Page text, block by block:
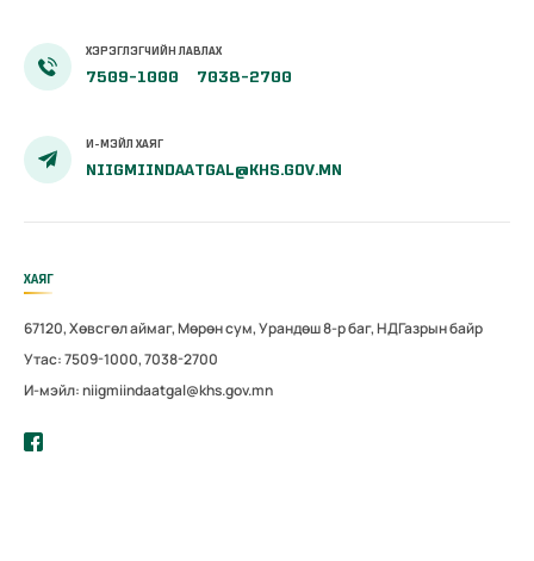
ХЭРЭГЛЭГЧИЙН ЛАВЛАХ
7509-1000 7038-2700
И-МЭЙЛ ХАЯГ
NIIGMIINDAATGAL@KHS.GOV.MN
ХАЯГ
67120, Хөвсгөл аймаг, Мөрөн сум, Урандөш 8-р баг, НДГазрын байр
Утас: 7509-1000, 7038-2700
И-мэйл: niigmiindaatgal@khs.gov.mn